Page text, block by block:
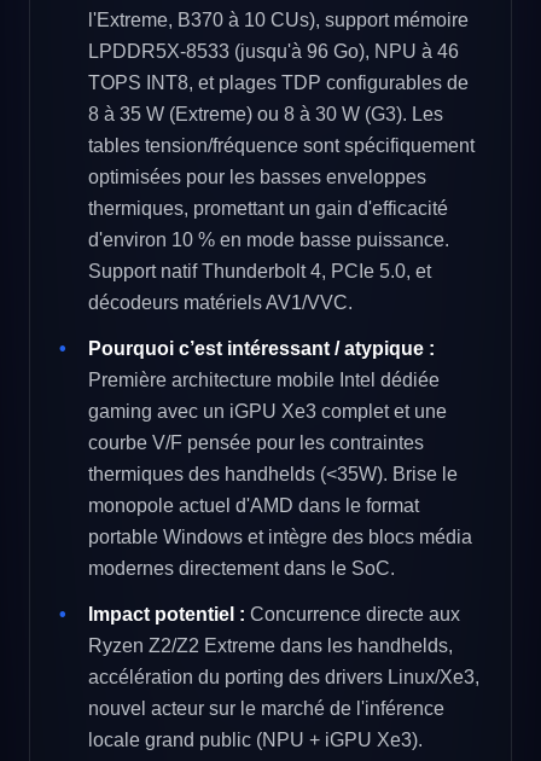
l'Extreme, B370 à 10 CUs), support mémoire
LPDDR5X-8533 (jusqu'à 96 Go), NPU à 46
TOPS INT8, et plages TDP configurables de
8 à 35 W (Extreme) ou 8 à 30 W (G3). Les
tables tension/fréquence sont spécifiquement
optimisées pour les basses enveloppes
thermiques, promettant un gain d'efficacité
d'environ 10 % en mode basse puissance.
Support natif Thunderbolt 4, PCIe 5.0, et
décodeurs matériels AV1/VVC.
Pourquoi c’est intéressant / atypique :
Première architecture mobile Intel dédiée
gaming avec un iGPU Xe3 complet et une
courbe V/F pensée pour les contraintes
thermiques des handhelds (<35W). Brise le
monopole actuel d'AMD dans le format
portable Windows et intègre des blocs média
modernes directement dans le SoC.
Impact potentiel : Concurrence directe aux
Ryzen Z2/Z2 Extreme dans les handhelds,
accélération du porting des drivers Linux/Xe3,
nouvel acteur sur le marché de l'inférence
locale grand public (NPU + iGPU Xe3).